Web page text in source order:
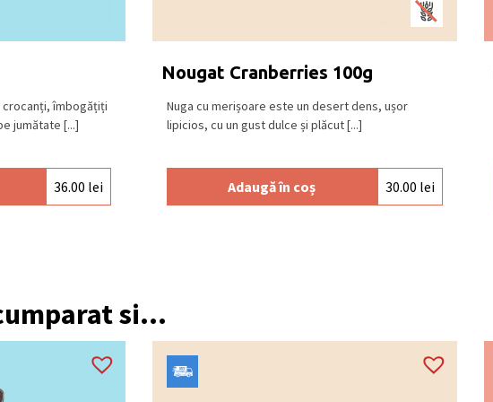
crocanți, îmbogățiți
jumătate [...]
36.00 lei
Nougat Cranberries 100g
Nuga cu merișoare este un desert dens, ușor
lipicios, cu un gust dulce și plăcut [...]
Adaugă în coș 30.00 lei
si...